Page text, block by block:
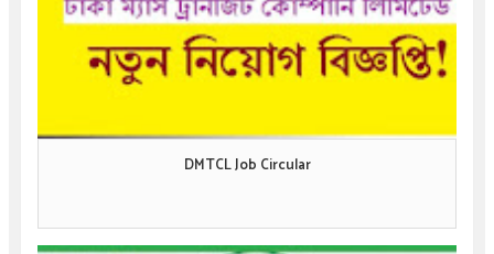
DMTCL Job Circular